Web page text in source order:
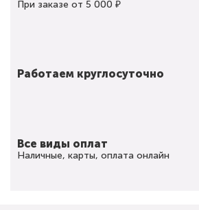
При заказе от 5 000 ₽
Работаем круглосуточно
Все виды оплат
Наличные, карты, оплата онлайн